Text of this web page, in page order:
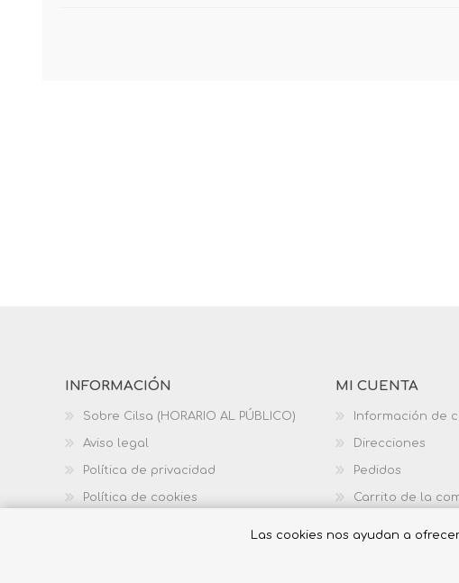
INFORMACIÓN
Sobre Cilsa (HORARIO AL PÚBLICO)
Aviso legal
Política de privacidad
Política de cookies
MI CUENTA
Información de
Direcciones
Pedidos
Carrito de la
Las cookies nos ayudan a